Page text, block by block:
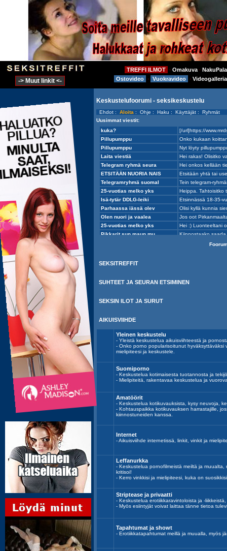
TREFFI ILMOT ⋅ Omakuva ⋅
Ostovideo
⋅ Vuokravideo ⋅ Videogalleria
-> Muut linkit <-
Keskustelufoorumi - seksikeskustelu
Ehdot : Aloita : Ohje : Haku : Käyttäjät : Ryhmät
Uusimmat viestit:
SEKSITREFFIT
SUHTEET JA SEURAN ETSIMINEN
SEKSIN ILOT JA SURUT
AIKUISVIIHDE
Yleinen keskustelu
- Yleistä keskustelua aikuisviihteestä ja
- Onko porno popularisoitunut hyväksyttäväksi
mielipiteesi ja keskustele.
Suomiporno
- Keskustelua kotimaisesta tuotannosta ja
- Mielipiteitä, rakentavaa keskustelua ja
Amatöörit
- Keskustelua kotikuvauksista, kysy neuvoja,
- Kohtauspaikka kotikuvauksen harrastajille,
kiinnostuneiden kanssa.
Internet
- Aikuisviihde internetissä, linkit, vinkit ja
Leffanurkka
- Keskustelua pornofilmeistä meiltä ja
kritisoi!
- Kerro vinkkisi ja mielipiteesi, kuka on
Striptease ja privaatti
- Keskustelua erotiikkaravintoloista ja -
- Myös esiintyjät voivat laittaa tänne tietoa
Tapahtumat ja showt
- Erotiikkatapahtumat meillä ja muualla, myös